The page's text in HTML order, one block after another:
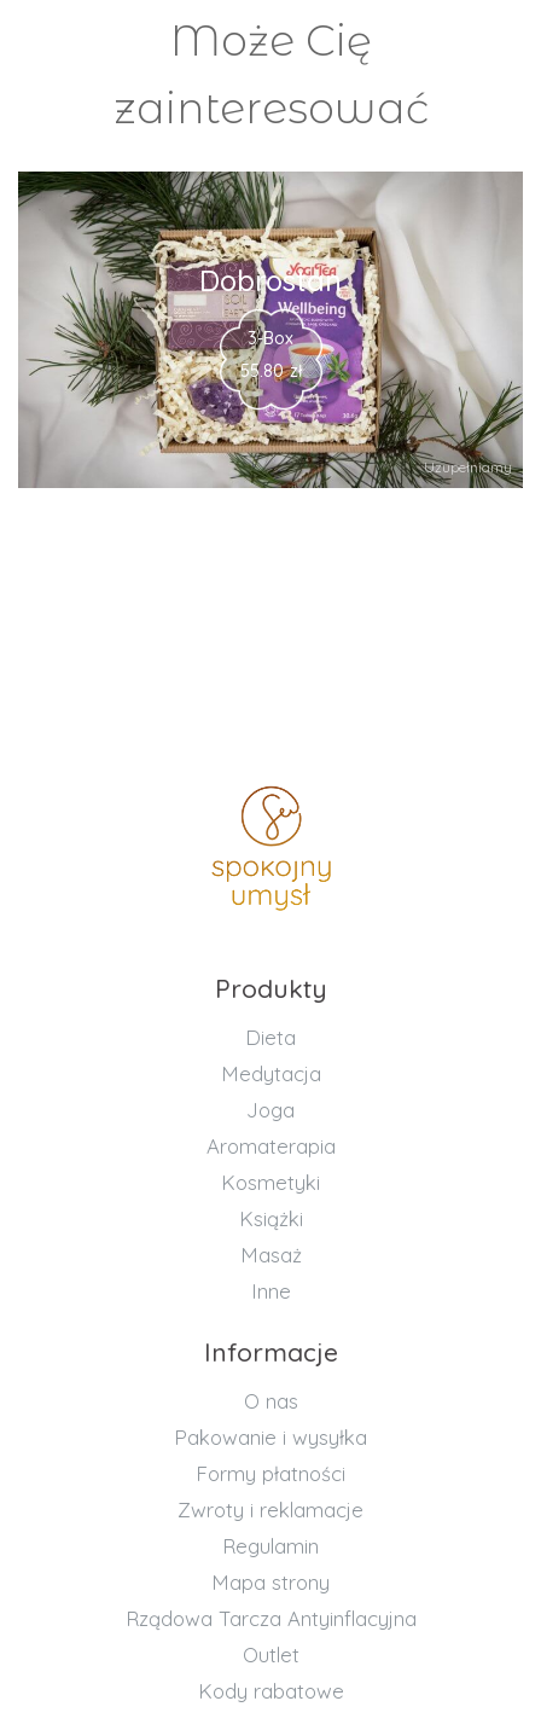
Może Cię
zainteresować
Uzupełniamy
Dobrostan
3-Box
55.80 zł
Produkty
Dieta
Medytacja
Joga
Aromaterapia
Kosmetyki
Książki
Masaż
Inne
Informacje
O nas
Pakowanie i wysyłka
Formy płatności
Zwroty i reklamacje
Regulamin
Mapa strony
Rządowa Tarcza Antyinflacyjna
Outlet
Kody rabatowe